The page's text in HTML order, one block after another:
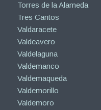
Torres de la Alameda
Tres Cantos
Valdaracete
Valdeavero
Valdelaguna
Valdemanco
Valdemaqueda
Valdemorillo
Valdemoro